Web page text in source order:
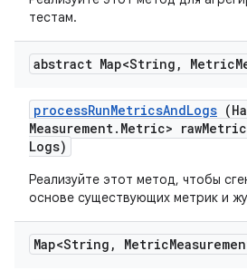
тестам.
abstract Map<String , Metric
processRunMetricsAndLogs
Measurement. Metric> raw
Logs)
Реализуйте этот метод, чтобы
основе существующих метрик и
Map<String , Metric